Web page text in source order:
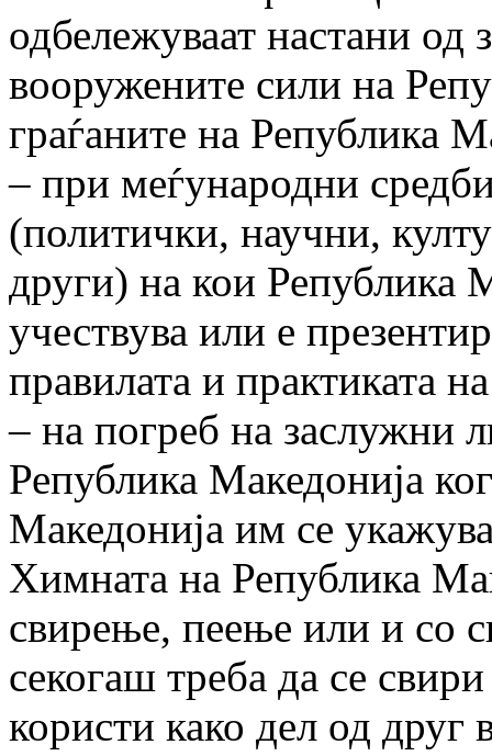
одбележуваат настани од
вооружените сили на
граѓаните на Република
– при меѓународни
(политички, научни,
други) на кои Република
учествува или е
правилата и практиката
– на погреб на заслужни
Република Македонија
Македонија им се
Химната на Република
свирење, пеење или и со
секогаш треба да се
користи како дел од